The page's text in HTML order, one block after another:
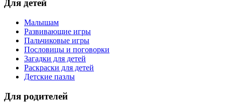
Для детей
Малышам
Развивающие игры
Пальчиковые игры
Пословицы и поговорки
Загадки для детей
Раскраски для детей
Детские пазлы
Для родителей